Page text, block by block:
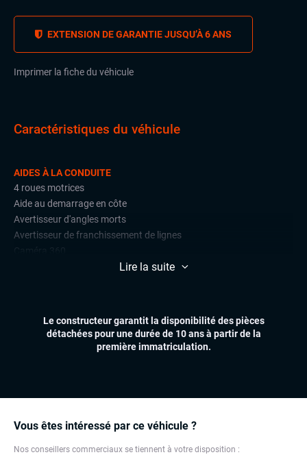
EXTENSION DE GARANTIE JUSQU’À 6 ANS
Imprimer la fiche du véhicule
Vous êtes intéressé par ce véhicule ?
Nos conseillers commerciaux se tiennent à votre disposition :
Caractéristiques du véhicule
AIDES À LA CONDUITE
4 roues motrices
Aide au demarrage en côte
Avertisseur d'angles morts
Avertisseur de franchissement de lignes
Lane assist (maintien de voie)
Radars de stationnement avant et arrière
Régulateur de vitesse
Essuie-glaces automatiques
Hayon électrique
Lire la suite
Le constructeur garantit la disponibilité des pièces
détachées pour une durée de 10 ans à partir de la
première immatriculation.